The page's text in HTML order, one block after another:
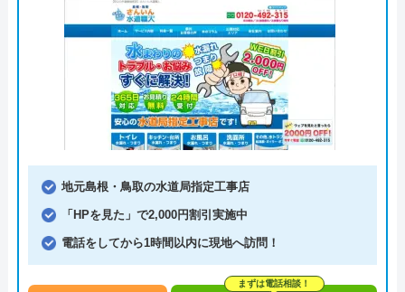
地元島根・鳥取の水道局指定工事店
「HPを見た」で2,000円割引実施中
電話をしてから1時間以内に現地へ訪問！
まずは電話相談！